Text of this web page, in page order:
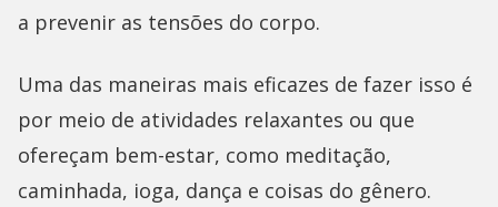
a prevenir as tensões do corpo.
Uma das maneiras mais eficazes de fazer isso é
por meio de atividades relaxantes ou que
ofereçam bem-estar, como meditação,
caminhada, ioga, dança e coisas do gênero.